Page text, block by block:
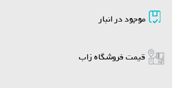
موجود در انبار
قیمت فروشگاه زاب